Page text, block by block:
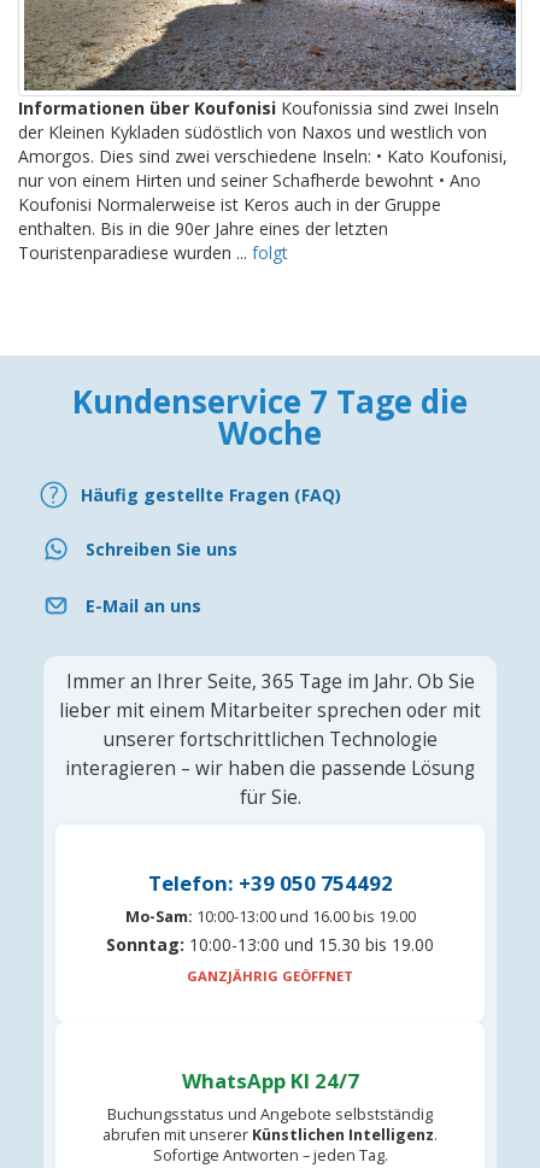
Informationen über Koufonisi Koufonissia sind zwei Inseln
der Kleinen Kykladen südöstlich von Naxos und westlich von
Amorgos. Dies sind zwei verschiedene Inseln: • Kato Koufonisi,
nur von einem Hirten und seiner Schafherde bewohnt • Ano
Koufonisi Normalerweise ist Keros auch in der Gruppe
enthalten. Bis in die 90er Jahre eines der letzten
Touristenparadiese wurden ... folgt
Kundenservice 7 Tage die
Woche
Häufig gestellte Fragen (FAQ)
Schreiben Sie uns
E-Mail an uns
Immer an Ihrer Seite, 365 Tage im Jahr. Ob Sie
lieber mit einem Mitarbeiter sprechen oder mit
unserer fortschrittlichen Technologie
interagieren – wir haben die passende Lösung
für Sie.
Telefon: +39 050 754492
Mo-Sam: 10:00-13:00 und 16.00 bis 19.00
Sonntag: 10:00-13:00 und 15.30 bis 19.00
GANZJÄHRIG GEÖFFNET
WhatsApp KI 24/7
Buchungsstatus und Angebote selbstständig
abrufen mit unserer Künstlichen Intelligenz.
Sofortige Antworten – jeden Tag.